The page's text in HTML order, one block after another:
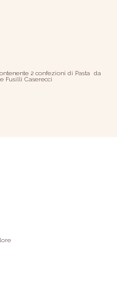
2 confezioni di Pasta da
Fusilli Caserecci